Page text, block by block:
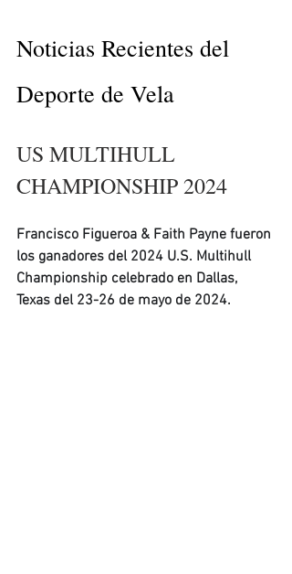
Noticias Recientes del
Deporte de Vela
US MULTIHULL
CHAMPIONSHIP 2024
Francisco Figueroa & Faith Payne fueron
los ganadores del 2024 U.S. Multihull
Championship celebrado en Dallas,
Texas del 23-26 de mayo de 2024.